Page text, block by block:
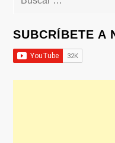
SUBCRÍBETE A